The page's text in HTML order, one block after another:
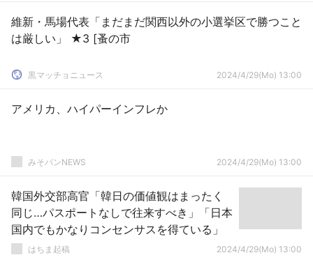
維新・馬場代表「まだまだ関西以外の小選挙区で勝つこと
は厳しい」 ★3 [蚤の市
黒マッチョニュース 2024/4/29(Mo) 13:00
アメリカ、ハイパーインフレか
みそパンNEWS 2024/4/29(Mo) 13:00
韓国外交部高官「韓日の価値観はまったく
同じ…パスポートなしで往来すべき」「日本
国内でもかなりコンセンサスを得ている」
はちま起稿 2024/4/29(Mo) 13:00